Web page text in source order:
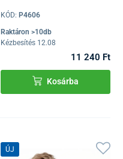
KÓD:P4606
Raktáron >10db
Kézbesítés 12.08
11 240 Ft
Kosárba
ÚJ